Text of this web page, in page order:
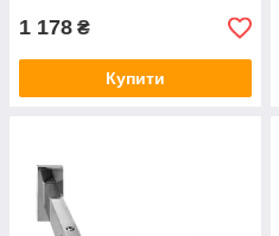
1 178 ₴
Купити